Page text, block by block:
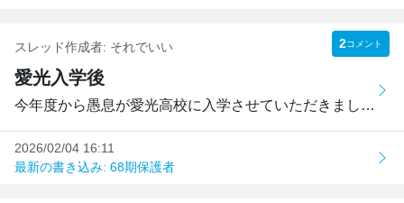
スレッド作成者: それでいい 2コメント
愛光入学後
今年度から愚息が愛光高校に入学させていただきました。実際...
2026/02/04 16:11
最新の書き込み: 68期保護者